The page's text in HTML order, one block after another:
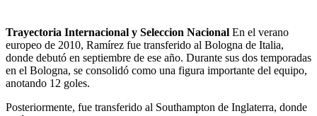
Trayectoria Internacional y Seleccion Nacional En el verano
europeo de 2010, Ramírez fue transferido al Bologna de Italia,
donde debutó en septiembre de ese año. Durante sus dos temporadas
en el Bologna, se consolidó como una figura importante del equipo,
anotando 12 goles.
Posteriormente, fue transferido al Southampton de Inglaterra, donde